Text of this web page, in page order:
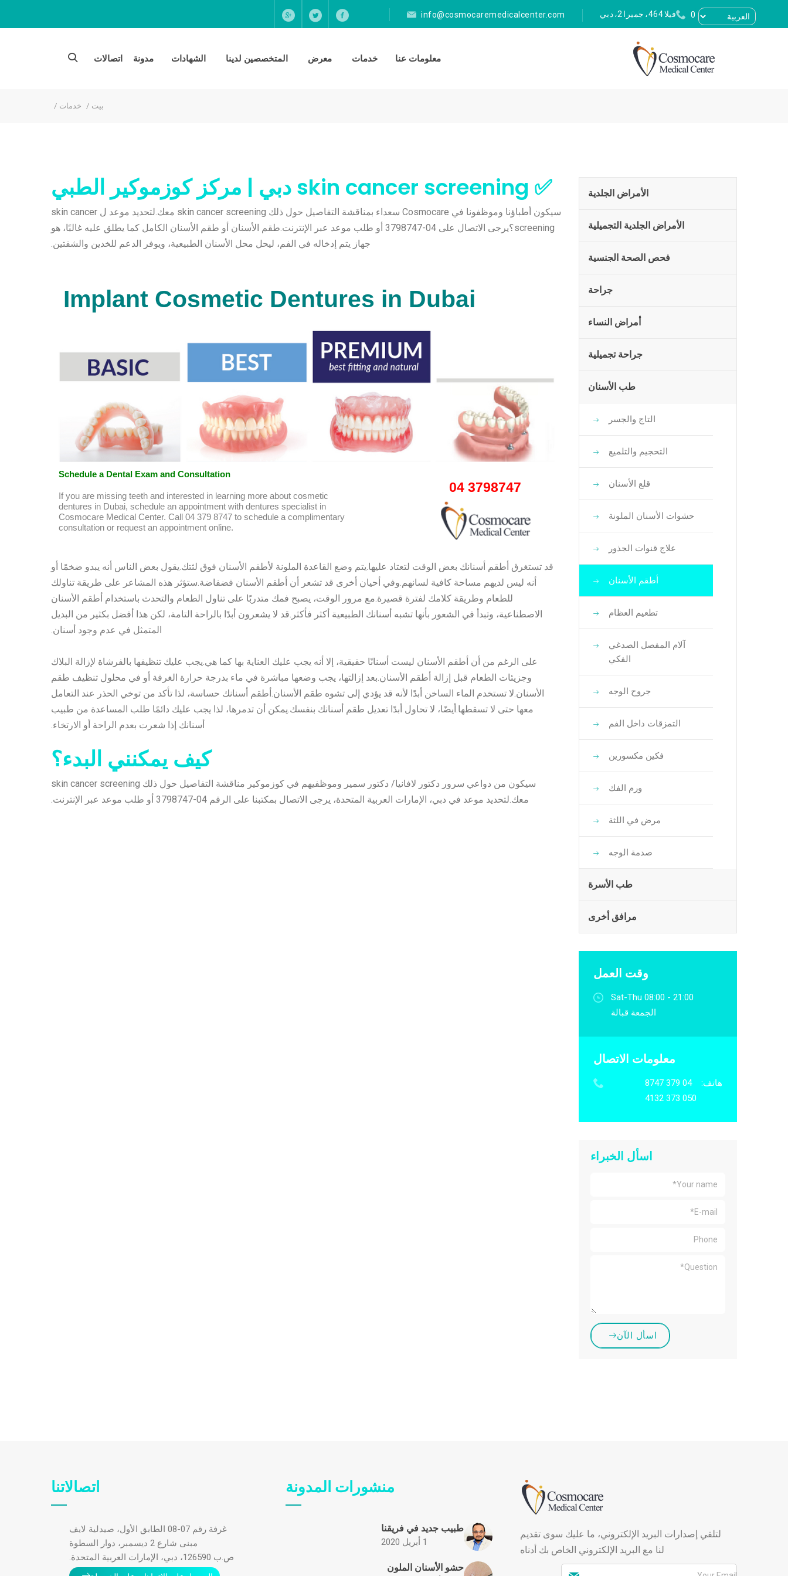
04 379 8747 فيلا 464، جميرا 2، دبي info@cosmocaremedicalcenter.com
معلومات عنا خدمات معرض المتخصصين لدينا الشهادات مدونة اتصالات
بيت خدمات
الأمراض الجلدية
الأمراض الجلدية التجميلية
فحص الصحة الجنسية
جراحة
أمراض النساء
جراحة تجميلية
طب الأسنان
التاج والجسر
التحجيم والتلميع
قلع الأسنان
حشوات الأسنان الملونة
علاج قنوات الجذور
أطقم الأسنان
تطعيم العظام
آلام المفصل الصدغي
الفكي
جروح الوجه
التمزقات داخل الفم
فكين مكسورين
ورم الفك
مرض في اللثة
صدمة الوجه
طب الأسرة
مرافق أخرى
وقت العمل
Sat-Thu 08:00 - 21:00
الجمعة قبالة
معلومات الاتصال
هاتف:
04 379 8747
050 373 4132
اسأل الخبراء
اسأل الآن
✅ skin cancer screening دبي | مركز كوزموكير الطبي
سيكون أطباؤنا وموظفونا في Cosmocare سعداء بمناقشة التفاصيل حول ذلك skin cancer screening معك.لتحديد موعد ل skin cancer
screening؟يرجى الاتصال على 04-3798747 أو طلب موعد عبر الإنترنت.طقم الأسنان أو طقم الأسنان الكامل كما يطلق عليه غالبًا، هو
جهاز يتم إدخاله في الفم، ليحل محل الأسنان الطبيعية، ويوفر الدعم للخدين والشفتين.
قد تستغرق أطقم أسنانك بعض الوقت لتعتاد عليها.يتم وضع القاعدة الملونة لأطقم الأسنان فوق لثتك.يقول بعض الناس أنه يبدو ضخمًا أو
أنه ليس لديهم مساحة كافية لسانهم.وفي أحيان أخرى قد تشعر أن أطقم الأسنان فضفاضة.ستؤثر هذه المشاعر على طريقة تناولك
للطعام وطريقة كلامك لفترة قصيرة.مع مرور الوقت، يصبح فمك متدربًا على تناول الطعام والتحدث باستخدام أطقم الأسنان
الاصطناعية، وتبدأ في الشعور بأنها تشبه أسنانك الطبيعية أكثر فأكثر.قد لا يشعرون أبدًا بالراحة التامة، لكن هذا أفضل بكثير من البديل
المتمثل في عدم وجود أسنان.
على الرغم من أن أطقم الأسنان ليست أسنانًا حقيقية، إلا أنه يجب عليك العناية بها كما هي.يجب عليك تنظيفها بالفرشاة لإزالة البلاك
وجزيئات الطعام قبل إزالة أطقم الأسنان.بعد إزالتها، يجب وضعها مباشرة في ماء بدرجة حرارة الغرفة أو في محلول تنظيف طقم
الأسنان.لا تستخدم الماء الساخن أبدًا لأنه قد يؤدي إلى تشوه طقم الأسنان.أطقم أسنانك حساسة، لذا تأكد من توخي الحذر عند التعامل
معها حتى لا تسقطها.أيضًا، لا تحاول أبدًا تعديل طقم أسنانك بنفسك.يمكن أن تدمرها، لذا يجب عليك دائمًا طلب المساعدة من طبيب
أسنانك إذا شعرت بعدم الراحة أو الارتخاء.
كيف يمكنني البدء؟
سيكون من دواعي سرور دكتور لافانيا/ دكتور سمير وموظفيهم في كوزموكير مناقشة التفاصيل حول ذلك skin cancer screening
معك.لتحديد موعد في دبي، الإمارات العربية المتحدة، يرجى الاتصال بمكتبنا على الرقم 04-3798747 أو طلب موعد عبر الإنترنت.
لتلقي إصدارات البريد الإلكتروني، ما عليك سوى تقديم
لنا مع البريد الإلكتروني الخاص بك أدناه
منشورات المدونة
طبيب جديد في فريقنا
1 أبريل 2020
حشو الأسنان الملون
اتصالاتنا
غرفة رقم 07-08 الطابق الأول، صيدلية لايف
مبنى شارع 2 ديسمبر، دوار السطوة
ص.ب 126590، دبي، الإمارات العربية المتحدة.